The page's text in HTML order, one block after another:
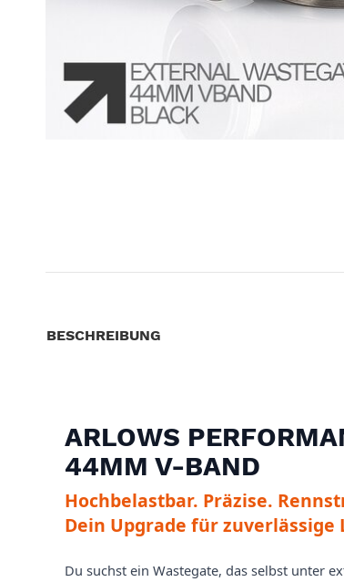
BESCHREIBUNG
ARLOWS
44MM V-BAND
Hochbelastbar. Präzise.
Dein Upgrade für
Du suchst ein Wastegate, das selbst unter